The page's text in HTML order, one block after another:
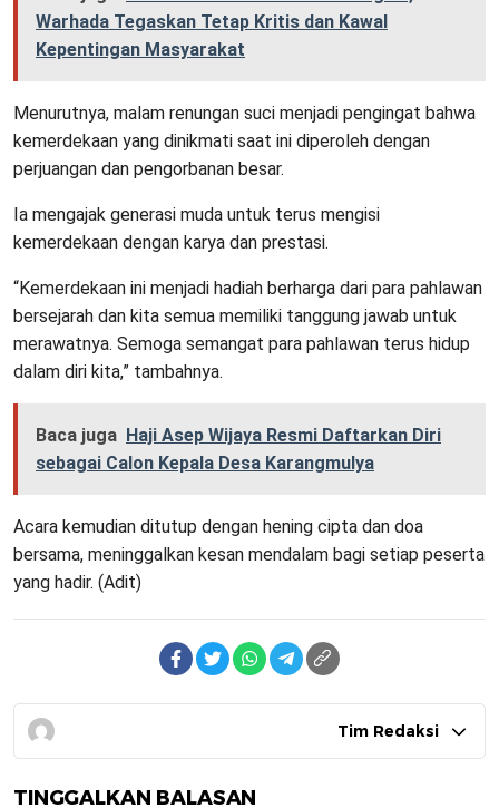
Warhada Tegaskan Tetap Kritis dan Kawal
Kepentingan Masyarakat
Menurutnya, malam renungan suci menjadi pengingat bahwa
kemerdekaan yang dinikmati saat ini diperoleh dengan
perjuangan dan pengorbanan besar.
Ia mengajak generasi muda untuk terus mengisi
kemerdekaan dengan karya dan prestasi.
“Kemerdekaan ini menjadi hadiah berharga dari para pahlawan
bersejarah dan kita semua memiliki tanggung jawab untuk
merawatnya. Semoga semangat para pahlawan terus hidup
dalam diri kita,” tambahnya.
Baca juga Haji Asep Wijaya Resmi Daftarkan Diri
sebagai Calon Kepala Desa Karangmulya
Acara kemudian ditutup dengan hening cipta dan doa
bersama, meninggalkan kesan mendalam bagi setiap peserta
yang hadir. (Adit)
Tim Redaksi
TINGGALKAN BALASAN